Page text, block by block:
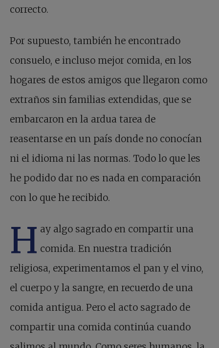
correcto.
Por supuesto, también he encontrado
consuelo, e incluso mejor comida, en los
hogares de estos amigos que llegaron como
extraños sin familias extendidas, que se
embarcaron en la ardua tarea de
reasentarse en un país donde no conocían
ni el idioma ni las normas. Todo lo que les
he podido dar no es nada en comparación
con lo que he recibido.
H ay algo sagrado en compartir una
comida. En nuestra tradición
religiosa, experimentamos el pan y el vino,
el cuerpo y la sangre, en recuerdo de una
comida antigua. Pero el acto sagrado de
compartir una comida continúa cuando